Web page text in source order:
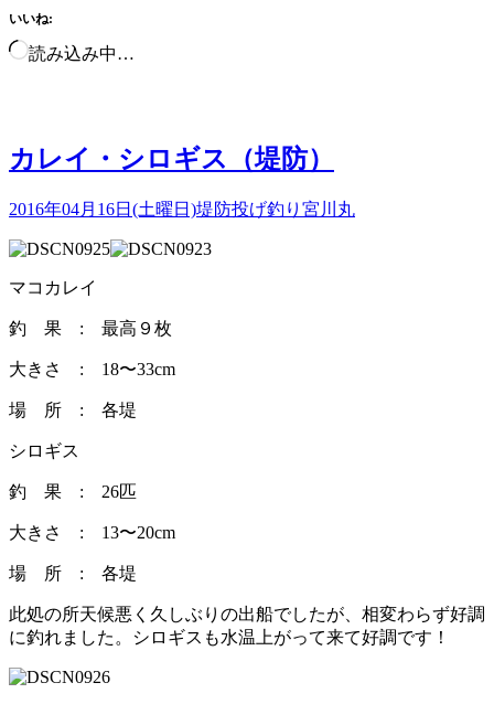
いいね:
読み込み中…
カレイ・シロギス（堤防）
2016年04月16日(土曜日)堤防投げ釣り 宮川丸
マコカレイ
釣 果 : 最高９枚
大きさ : 18〜33cm
場 所 : 各堤
シロギス
釣 果 : 26匹
大きさ : 13〜20cm
場 所 : 各堤
此処の所天候悪く久しぶりの出船でしたが、相変わらず好調
に釣れました。シロギスも水温上がって来て好調です！